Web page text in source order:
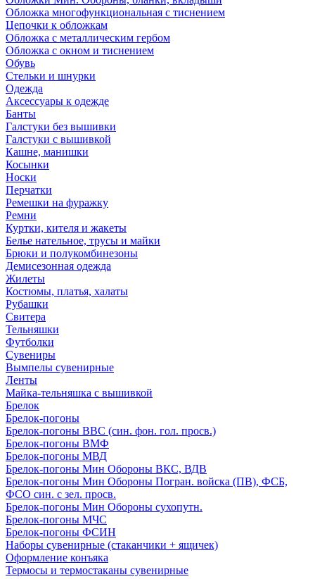
Обложка многофункциональная с тиснением
Цепочки к обложкам
Обложка с металлическим гербом
Обложка с окном и тиснением
Обувь
Стельки и шнурки
Одежда
Аксессуары к одежде
Банты
Галстуки без вышивки
Галстуки с вышивкой
Кашне, манишки
Косынки
Носки
Перчатки
Ремешки на фуражку
Ремни
Куртки, кителя и жакеты
Белье нательное, трусы и майки
Брюки и полукомбинезоны
Демисезонная одежда
Жилеты
Костюмы, платья, халаты
Рубашки
Свитера
Тельняшки
Футболки
Сувениры
Вымпелы сувенирные
Ленты
Майка-тельняшка с вышивкой
Брелок
Брелок-погоны
Брелок-погоны ВВС (син. фон. гол. просв.)
Брелок-погоны ВМФ
Брелок-погоны МВД
Брелок-погоны Мин Обороны ВКС, ВДВ
Брелок-погоны Мин Обороны Погран. войска (ПВ), ФСБ,
ФСО син. с зел. просв.
Брелок-погоны Мин Обороны сухопутн.
Брелок-погоны МЧС
Брелок-погоны ФСИН
Наборы сувенирные (стаканчики + ящичек)
Оформление конъяка
Термосы и термостаканы сувенирные